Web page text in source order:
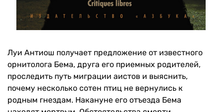
Луи Антиош получает предложение от известного
орнитолога Бема, друга его приемных родителей,
проследить путь миграции аистов и выяснить,
почему несколько сотен птиц не вернулись к
родным гнездам. Накануне его отъезда Бема